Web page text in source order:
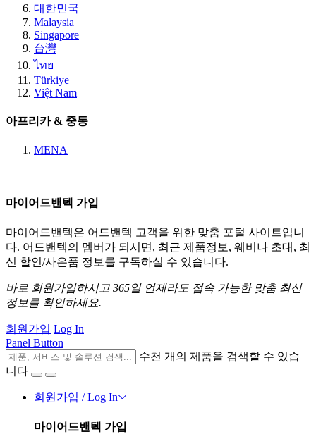
대한민국
Malaysia
Singapore
台灣
ไทย
Türkiye
Việt Nam
아프리카 & 중동
MENA
마이어드밴텍 가입
마이어드밴텍은 어드밴텍 고객을 위한 맞춤 포털 사이트입니
다. 어드밴텍의 멤버가 되시면, 최근 제품정보, 웨비나 초대, 최
신 할인/사은품 정보를 구독하실 수 있습니다.
바로 회원가입하시고 365일 언제라도 접속 가능한 맞춤 최신
정보를 확인하세요.
회원가입 Log In
Panel Button
수천 개의 제품을 검색할 수 있습
니다
회원가입 / Log In
마이어드밴텍 가입